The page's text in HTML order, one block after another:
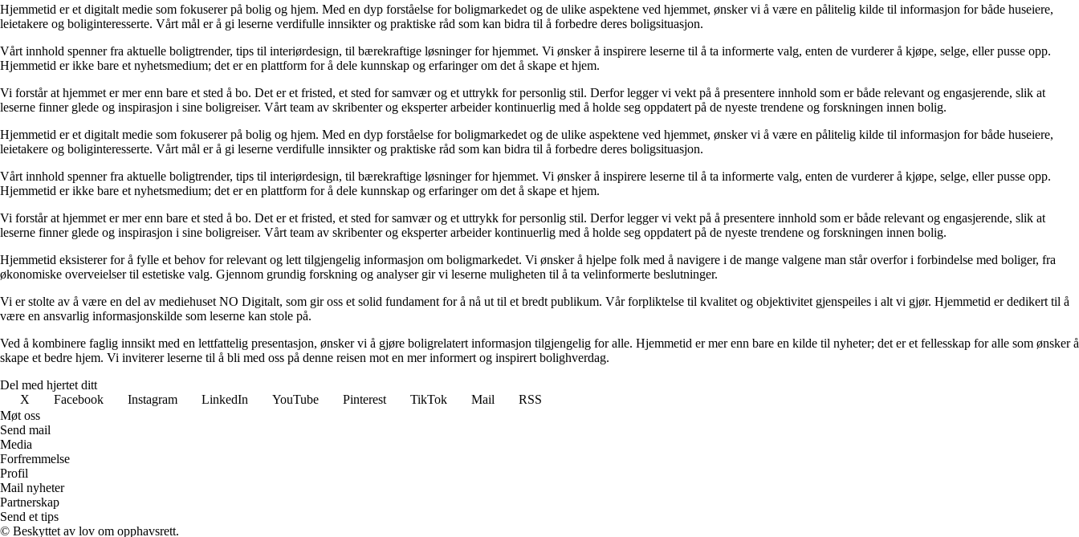
Hjemmetid er et digitalt medie som fokuserer på bolig og hjem. Med en dyp forståelse for boligmarkedet og de ulike aspektene ved hjemmet, ønsker vi å være en pålitelig kilde til informasjon for både huseiere,
leietakere og boliginteresserte. Vårt mål er å gi leserne verdifulle innsikter og praktiske råd som kan bidra til å forbedre deres boligsituasjon.
Vårt innhold spenner fra aktuelle boligtrender, tips til interiørdesign, til bærekraftige løsninger for hjemmet. Vi ønsker å inspirere leserne til å ta informerte valg, enten de vurderer å kjøpe, selge, eller pusse opp.
Hjemmetid er ikke bare et nyhetsmedium; det er en plattform for å dele kunnskap og erfaringer om det å skape et hjem.
Vi forstår at hjemmet er mer enn bare et sted å bo. Det er et fristed, et sted for samvær og et uttrykk for personlig stil. Derfor legger vi vekt på å presentere innhold som er både relevant og engasjerende, slik at
leserne finner glede og inspirasjon i sine boligreiser. Vårt team av skribenter og eksperter arbeider kontinuerlig med å holde seg oppdatert på de nyeste trendene og forskningen innen bolig.
Hjemmetid er et digitalt medie som fokuserer på bolig og hjem. Med en dyp forståelse for boligmarkedet og de ulike aspektene ved hjemmet, ønsker vi å være en pålitelig kilde til informasjon for både huseiere,
leietakere og boliginteresserte. Vårt mål er å gi leserne verdifulle innsikter og praktiske råd som kan bidra til å forbedre deres boligsituasjon.
Vårt innhold spenner fra aktuelle boligtrender, tips til interiørdesign, til bærekraftige løsninger for hjemmet. Vi ønsker å inspirere leserne til å ta informerte valg, enten de vurderer å kjøpe, selge, eller pusse opp.
Hjemmetid er ikke bare et nyhetsmedium; det er en plattform for å dele kunnskap og erfaringer om det å skape et hjem.
Vi forstår at hjemmet er mer enn bare et sted å bo. Det er et fristed, et sted for samvær og et uttrykk for personlig stil. Derfor legger vi vekt på å presentere innhold som er både relevant og engasjerende, slik at
leserne finner glede og inspirasjon i sine boligreiser. Vårt team av skribenter og eksperter arbeider kontinuerlig med å holde seg oppdatert på de nyeste trendene og forskningen innen bolig.
Hjemmetid eksisterer for å fylle et behov for relevant og lett tilgjengelig informasjon om boligmarkedet. Vi ønsker å hjelpe folk med å navigere i de mange valgene man står overfor i forbindelse med boliger, fra
økonomiske overveielser til estetiske valg. Gjennom grundig forskning og analyser gir vi leserne muligheten til å ta velinformerte beslutninger.
Vi er stolte av å være en del av mediehuset NO Digitalt, som gir oss et solid fundament for å nå ut til et bredt publikum. Vår forpliktelse til kvalitet og objektivitet gjenspeiles i alt vi gjør. Hjemmetid er dedikert til å
være en ansvarlig informasjonskilde som leserne kan stole på.
Ved å kombinere faglig innsikt med en lettfattelig presentasjon, ønsker vi å gjøre boligrelatert informasjon tilgjengelig for alle. Hjemmetid er mer enn bare en kilde til nyheter; det er et fellesskap for alle som ønsker å
skape et bedre hjem. Vi inviterer leserne til å bli med oss på denne reisen mot en mer informert og inspirert bolighverdag.
Del med hjertet ditt
X
Facebook Instagram LinkedIn YouTube Pinterest TikTok Mail
RSS
Møt oss
Send mail
Media
Forfremmelse
Profil
Mail nyheter
Partnerskap
Send et tips
© Beskyttet av lov om opphavsrett.